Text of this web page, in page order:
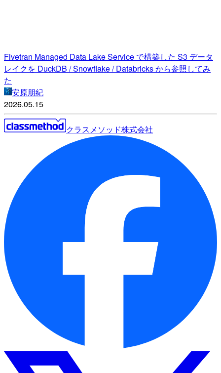
Fivetran Managed Data Lake Service で構築した S3 データ
レイクを DuckDB / Snowflake / Databricks から参照してみ
た
安原朋紀
2026.05.15
クラスメソッド株式会社